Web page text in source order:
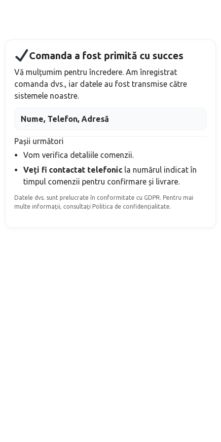
Comanda a fost primită cu succes
Vă mulțumim pentru încredere. Am înregistrat
comanda dvs., iar datele au fost transmise către
sistemele noastre.
Nume, Telefon, Adresă
Pașii următori
Vom verifica detaliile comenzii.
Veți fi contactat telefonic la numărul indicat în
timpul comenzii pentru confirmare și livrare.
Datele dvs. sunt prelucrate în conformitate cu GDPR. Pentru mai
multe informații, consultați Politica de confidențialitate.